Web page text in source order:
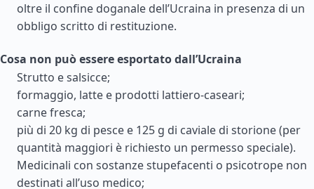
oltre il confine doganale dell’Ucraina in presenza di un
obbligo scritto di restituzione.
Cosa non può essere esportato dall’Ucraina
Strutto e salsicce;
formaggio, latte e prodotti lattiero-caseari;
carne fresca;
più di 20 kg di pesce e 125 g di caviale di storione (per
quantità maggiori è richiesto un permesso speciale).
Medicinali con sostanze stupefacenti o psicotrope non
destinati all’uso medico;